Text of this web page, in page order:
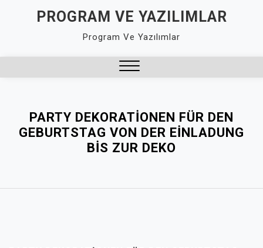
PROGRAM VE YAZILIMLAR
Program Ve Yazılımlar
PARTY DEKORATIONEN FÜR DEN
GEBURTSTAG VON DER EINLADUNG
BIS ZUR DEKO